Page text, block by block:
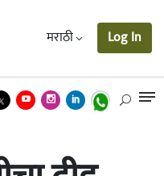
मराठी Log In